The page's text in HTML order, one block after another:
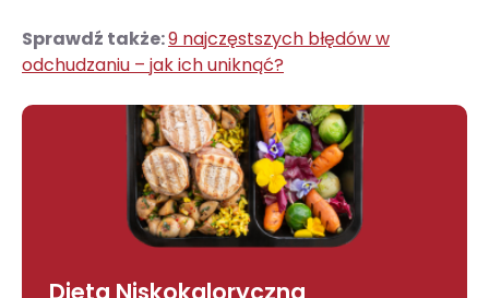
Sprawdź także:9 najczęstszych błędów w
odchudzaniu – jak ich uniknąć?